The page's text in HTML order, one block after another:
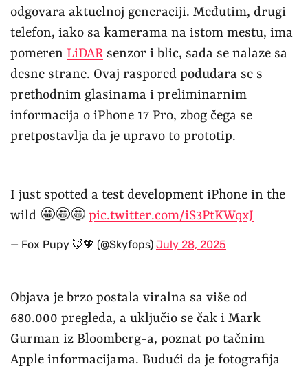
odgovara aktuelnoj generaciji. Međutim, drugi
telefon, iako sa kamerama na istom mestu, ima
pomeren LiDARsenzor i blic, sada se nalaze sa
desne strane. Ovaj raspored podudara se s
prethodnim glasinama i preliminarnim
informacija o iPhone 17 Pro, zbog čega se
pretpostavlja da je upravo to prototip.
I just spotted a test development iPhone in the
wild 🤩🤩🤩 pic.twitter.com/iS3PtKWqxJ
— Fox Pupy 🦊🧡 (@Skyfops) July 28, 2025
Objava je brzo postala viralna sa više od
680.000 pregleda, a uključio se čak i Mark
Gurman iz Bloomberg-a, poznat po tačnim
Apple informacijama. Budući da je fotografija